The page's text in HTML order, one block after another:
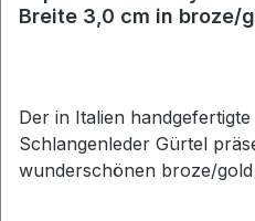
Breite 3,0 cm in broze/
Der in Italien handgefertigte Reptile´s House
Schlangenleder Gürtel präsentiert sich mit einer
wunderschönen broze/gold und schwarz